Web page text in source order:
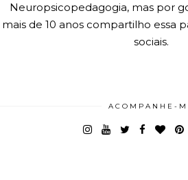
Neuropsicopedagogia, mas por
mais de 10 anos compartilho essa
sociais.
ACOMPANHE-